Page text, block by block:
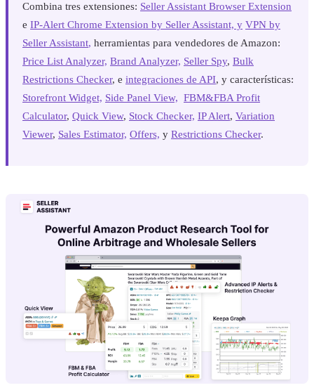
Combina tres extensiones: Seller Assistant Browser Extension
e IP-Alert Chrome Extension by Seller Assistant, y VPN by
Seller Assistant, herramientas para vendedores de Amazon:
Price List Analyzer, Brand Analyzer, Seller Spy, Bulk
Restrictions Checker, e integraciones de API, y características:
Storefront Widget, Side Panel View, FBM&FBA Profit
Calculator, Quick View, Stock Checker, IP Alert, Variation
Viewer, Sales Estimator, Offers, y Restrictions Checker.